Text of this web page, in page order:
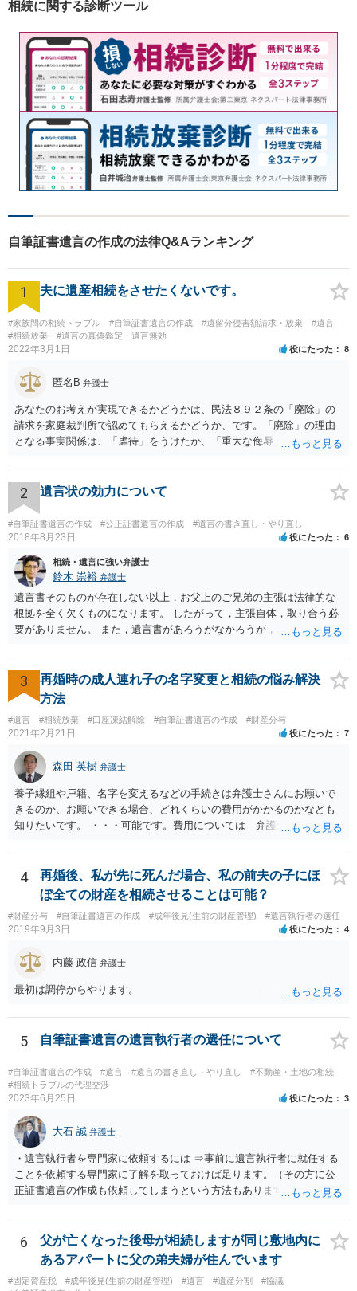
ご相談ください。
相続に関する診断ツール
自筆証書遺言の作成の法律Q&Aランキング
1 夫に遺産相続をさせたくないです。
#家族間の相続トラブル #自筆証書遺言の作成 #遺留分侵害額請求・放棄
#遺言
#相続放棄
#遺言の真偽鑑定・遺言無効
2022年3月1日 役にたった 8
匿名B 弁護士
あなたのお考えが実現できるかどうかは、民法８９２条の「廃除」の
請求を家庭裁判所で認めてもらえるかどうか、です。「廃除」の理由
となる事実関係は、「虐待」をうけたか、「重大な侮辱」を受けた
「廃除」は遺言でも可能です（民法８９３条）。 弁護士に具体的な事
情を話して相談して、「廃除」が可能か、実際に法律相談を受けるこ
とをお勧めします。
2 遺言状の効力について
#自筆証書遺言の作成 #公正証書遺言の作成 #遺言の書き直し・やり直し
2018年8月23日 役にたった 6
相続・遺言に強い弁護士
鈴木 崇裕 弁護士
遺言書そのものが存在しない以上，お父上のご兄弟の主張は法律的な
根拠を全く欠くものになります。 したがって，主張自体，取り合う必
要がありません。 また，遺言書があろうがなかろうが，お父上のご兄
ご回答にもありますが， 代理人弁護士をたてて，その弁護士から相手
方に対して， ・相続に関する主張は法的根拠がなく，一切応じないこ
と ・今後一切の連絡をしてこないでほしいこと ・連絡を継続してくる
ようであれば警察への通報や法的措置も辞さないこと などを記載した
書面を発送してもらうことがよろしいように思います。
3
再婚時の成人連れ子の名字変更と相続の悩み解決
方法
#遺言 #相続放棄 #口座凍結解除 #自筆証書遺言の作成 #財産分与
2021年2月21日 役にたった 7
森田 英樹 弁護士
養子縁組や戸籍、名字を変えるなどの手続きは弁護士さんにお願いで
きるのか、お願いできる場合、どれくらいの費用がかかるのかなども
知りたいです。 ・・・可能です。費用については 弁護士と直接面談
ています。 やはり、成人した子のことまでごちゃごちゃ考えず、自分
の事だけ考えるべきなのでしょうか ・・・お子さんの事をまで含め良
い解決案があればお悩みになるのは当然と言えば当然のことです。 彼
と親子関係を結びたいと思っているが、名字は変えたくない・・・養
子縁組の必要があり 氏も変更することになります。 しかし 彼は成人
しているとは言え、自分の子と私の連れ子、全て平等にしたいと希
望。もちろん私もそうできればと思います。 ・・・婚姻前の契約 あ
るいは 遺言書などで その意思を実現する方法はあります。 弁護
士に相談してみてください。
4
再婚後、私が先に死んだ場合、私の前夫の子にほ
ぼ全ての財産を相続させることは可能？
#財産分与 #自筆証書遺言の作成 #成年後見(生前の財産管理) #遺言執行者の選任
2019年9月3日 役にたった 4
内藤 政信 弁護士
最初は調停からやります。
5 自筆証書遺言の遺言執行者の選任について
#自筆証書遺言の作成 #遺言 #遺言の書き直し・やり直し
#不動産・土地の相続
#相続トラブルの代理交渉
2023年6月25日 役にたった 3
大石 誠 弁護士
・遺言執行者を専門家に依頼するには ⇒事前に遺言執行者に就任する
ことを依頼する専門家に了解を取っておけば足ります。（その方に公
正証書遺言の作成も依頼してしまうという方法もあります） 事前に了
ません。 遺言執行者に就任し、遺言執行が完了したときの報酬だけ、
弁護士費用としてかかります。 ・亡くなった際に、法務局に預けた自
筆証書遺言の存在を親族がなかったものにされる可能性 ⇒自筆の遺言
書を法務局に保管した場合、死亡後、法務局に遺言書の有無を照会す
ることになりますので、「法務局に預けた自筆証書遺言の存在を親族
6
父が亡くなった後母が相続しますが同じ敷地内に
あるアパートに父の弟夫婦が住んでいます
#固定資産税 #成年後見(生前の財産管理) #遺言 #遺産分割
#協議